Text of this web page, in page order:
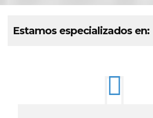
Estamos especializados en: